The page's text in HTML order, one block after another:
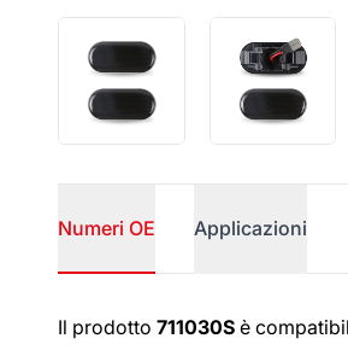
Numeri OE Applicazioni
Numeri OE
Il prodotto 711030S è